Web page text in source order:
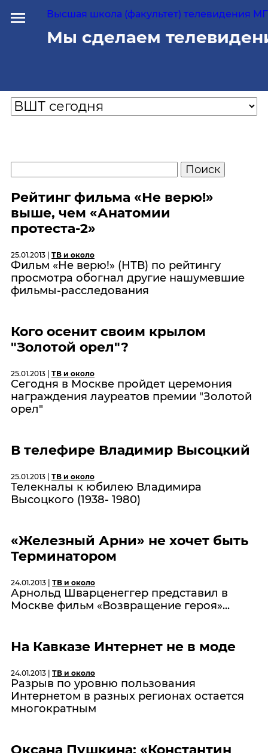
Высшая школа (факультет) телевидения
Мы сделаем
Рейтинг фильма «Не верю!»
выше, чем «Анатомии
протеста-2»
25.01.2013 | ТВ и около
Фильм «Не верю!» (НТВ) по рейтингу
просмотра обогнал другие нашумевшие
фильмы-расследования
Кого осенит своим крылом
"Золотой орел"?
25.01.2013 | ТВ и около
Сегодня в Москве пройдет церемония
награждения лауреатов премии "Золотой
орел"
В телефире Владимир Высоцкий
25.01.2013 | ТВ и около
Телекналы к юбилею Владимира
Высоцкого (1938- 1980)
«Железный Арни» не хочет быть
Терминатором
24.01.2013 | ТВ и около
Арнольд Шварценеггер представил в
Москве фильм «Возвращение героя»...
На Кавказе Интернет не в моде
24.01.2013 | ТВ и около
Разрыв по уровню пользования
Интернетом в разных регионах остается
многократным
Оксана Пушкина: «Константин